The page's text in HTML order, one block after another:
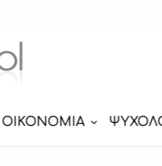
ΟΙΚΟΝΟΜΙΑ